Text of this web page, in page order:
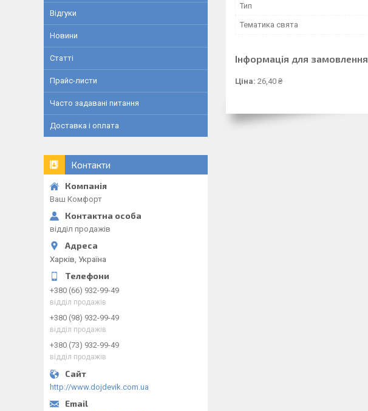
Тип
Тематика свята
Інформація для замовлення
Ціна: 26,40 ₴
Відгуки
Новини
Статті
Прайс-листи
Часто задавані питання
Доставка і оплата
Контакти
Ваш Комфорт
відділ продажів
Харків, Україна
+380 (66) 932-99-49
відділ продажів
+380 (98) 932-99-49
відділ продажів
+380 (73) 932-99-49
відділ продажів
http://www.dojdevik.com.ua